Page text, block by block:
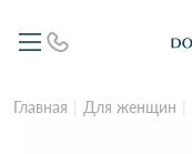
Главная Для женщин